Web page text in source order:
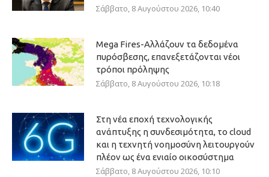
Σάββατο, 8 Αυγούστου 2026, 10:40
Mega Fires-Αλλάζουν τα δεδομένα
πυρόσβεσης, επανεξετάζονται νέοι
τρόποι πρόληψης
Σάββατο, 8 Αυγούστου 2026, 10:18
Στη νέα εποχή τεχνολογικής
ανάπτυξης η συνδεσιμότητα, το cloud
και η τεχνητή νοημοσύνη λειτουργούν
πλέον ως ένα ενιαίο οικοσύστημα
Σάββατο, 8 Αυγούστου 2026, 10:10